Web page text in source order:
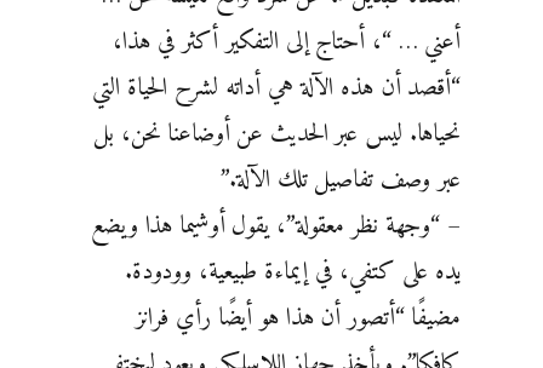
أعني … “، أحتاج إلى التفكير أكثر في هذا،
“أقصد أن هذه الآلة هي أداته لشرح الحياة التي
نحياها. ليس عبر الحديث عن أوضاعنا نحن، بل
عبر وصف تفاصيل تلك الآلة.”
– “وجهة نظر معقولة”، يقول أوشيما هذا ويضع
يده على كتفي، في إيماءة طبيعية، وودودة.
مضيفًا “أتصور أن هذا هو أيضًا رأي فرانز